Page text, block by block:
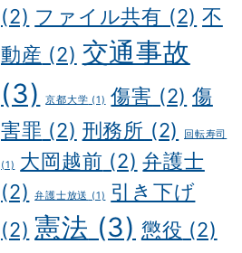
(2) ファイル共有 (2) 不
動産 (2) 交通事故
(3)
京都大学 (1) 傷害 (2) 傷
害罪 (2) 刑務所 (2) 回転寿司
(1) 大岡越前 (2) 弁護士
(2)
弁護士放送 (1)
引き下げ
(2) 憲法 (3) 懲役 (2)